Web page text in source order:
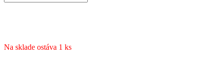
Na sklade ostáva 1 ks